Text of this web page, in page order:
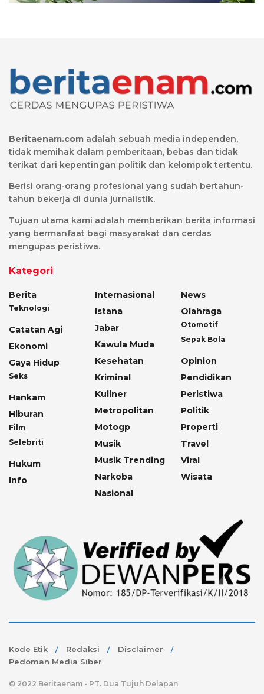
Beritaenam.com adalah sebuah media independen,
tidak memihak dalam pemberitaan, bebas dan tidak
terikat dari kepentingan politik dan kelompok tertentu.
Berisi orang-orang profesional yang sudah bertahun-
tahun bekerja di dunia jurnalistik.
Tujuan utama kami adalah memberikan berita informasi
yang bermanfaat bagi masyarakat dan cerdas
mengupas peristiwa.
Kategori
Berita
Teknologi
Catatan Agi
Ekonomi
Gaya Hidup
Seks
Hankam
Hiburan
Film
Selebriti
Hukum
Info
Internasional
Istana
Jabar
Kawula Muda
Kesehatan
Kriminal
Kuliner
Metropolitan
Motogp
Musik
Musik Trending
Narkoba
Nasional
News
Olahraga
Otomotif
Sepak Bola
Opinion
Pendidikan
Peristiwa
Politik
Properti
Travel
Viral
Wisata
Kode Etik Redaksi
Disclaimer
Pedoman Media Siber
© 2022 Beritaenam - PT. Dua Tujuh Delapan